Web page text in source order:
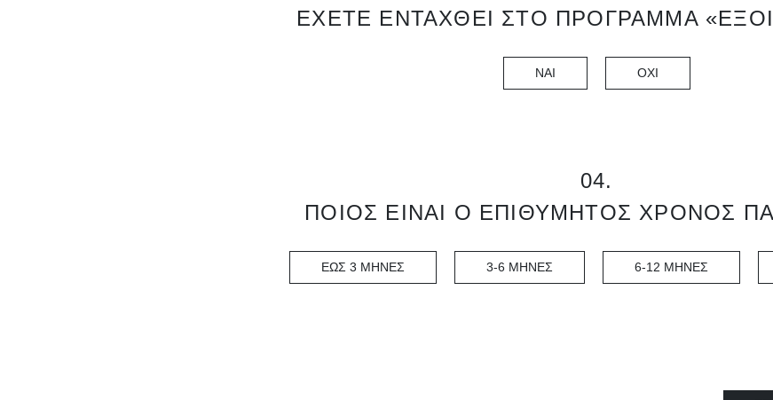
ΕΧΕΤΕ ΕΝΤΑΧΘΕΙ ΣΤΟ ΠΡΟΓΡΑΜΜΑ
ΝΑΙ ΟΧΙ
04.
ΠΟΙΟΣ ΕΙΝΑΙ Ο ΕΠΙΘΥΜΗΤΟΣ ΧΡΟΝΟΣ
ΕΩΣ 3 ΜΗΝΕΣ 3-6 ΜΗΝΕΣ 6-12 ΜΗΝΕΣ